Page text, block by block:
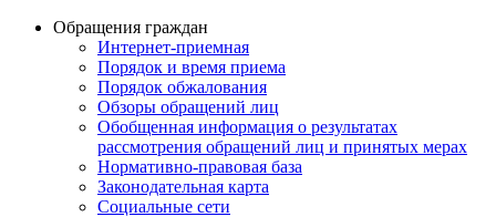
Обращения граждан
Интернет-приемная
Порядок и время приема
Порядок обжалования
Обзоры обращений лиц
Обобщенная информация о результатах
рассмотрения обращений лиц и принятых мерах
Нормативно-правовая база
Законодательная карта
Социальные сети